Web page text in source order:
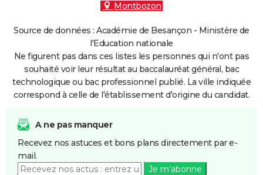
Montbozon
Source de données : Académie de Besançon - Ministère de
l'Education nationale
Ne figurent pas dans ces listes les personnes qui n'ont pas
souhaité voir leur résultat au baccalauréat général, bac
technologique ou bac professionnel publié. La ville indiquée
correspond à celle de l'établissement d'origine du candidat.
A ne pas manquer
Recevez nos astuces et bons plans directement par e-
mail.
Je m'abonne